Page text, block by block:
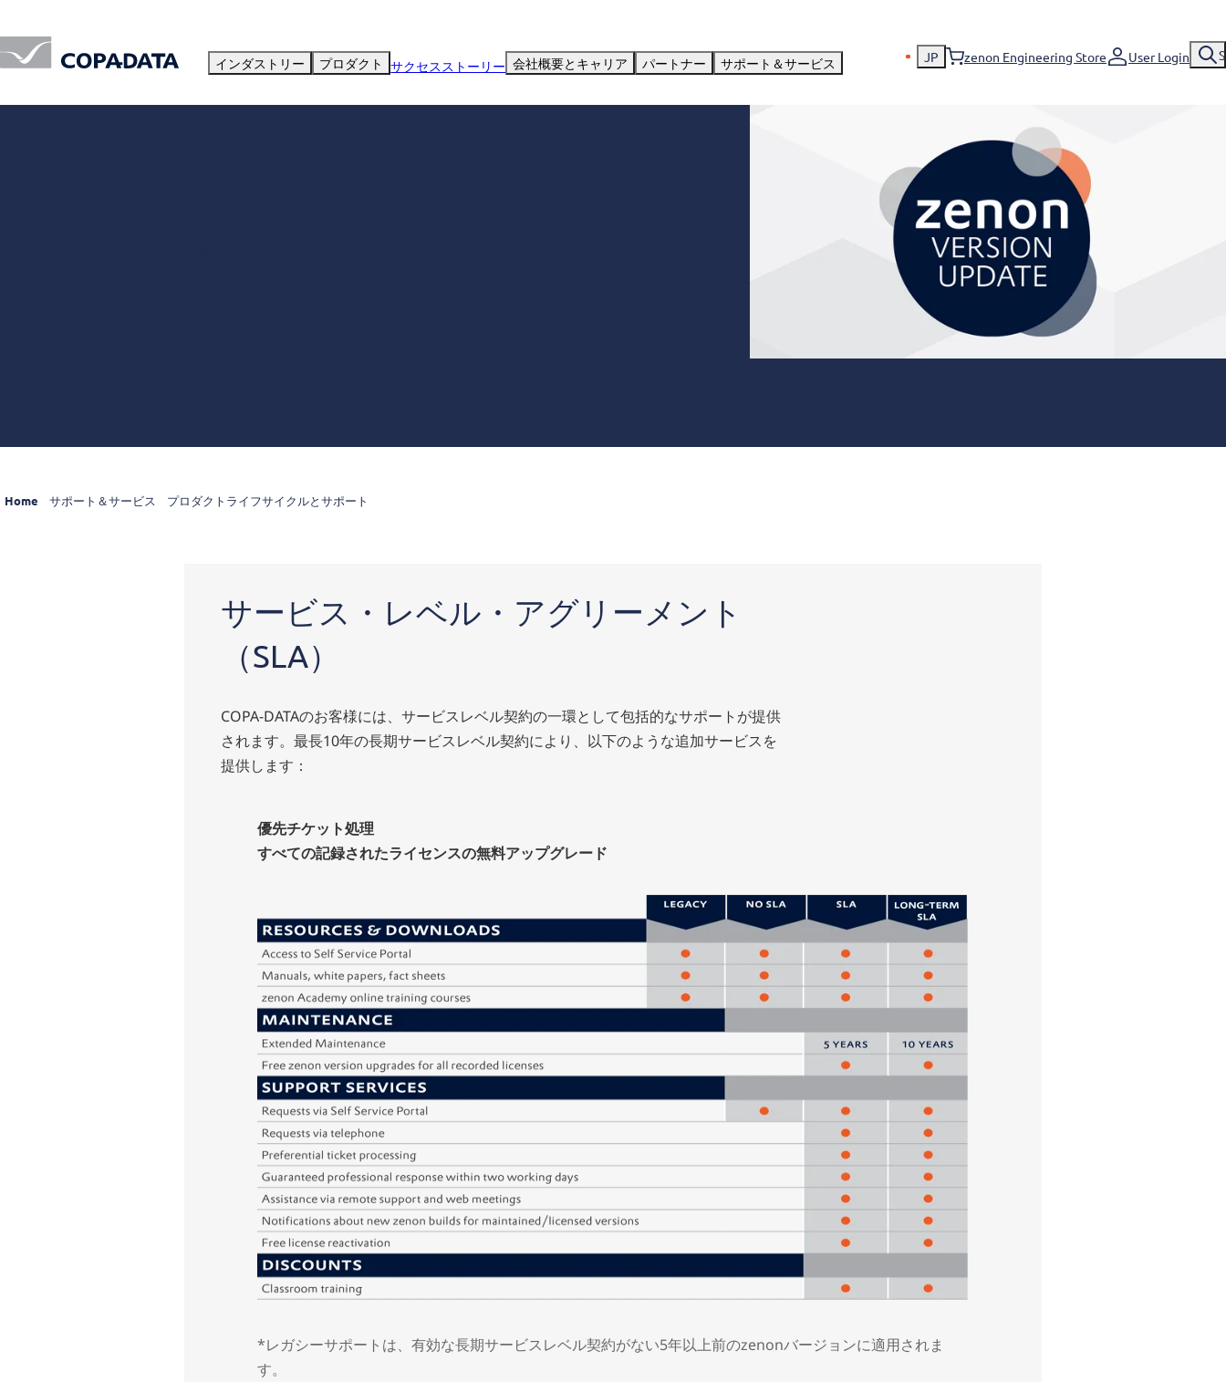
インダストリー プロダクト サクセスストーリー 会社概要とキャリア パートナー サポート＆サービス JP zenon Engineering Store User Login
Home サポート＆サービス プロダクトライフサイクルとサポート
サービス・レベル・アグリーメント
（SLA）
COPA-DATAのお客様には、サービスレベル契約の一環として包括的なサポートが提供
されます。最長10年の長期サービスレベル契約により、以下のような追加サービスを
提供します：
優先チケット処理
すべての記録されたライセンスの無料アップグレード
*レガシーサポートは、有効な長期サービスレベル契約がない5年以上前のzenonバージョンに適用されま
す。